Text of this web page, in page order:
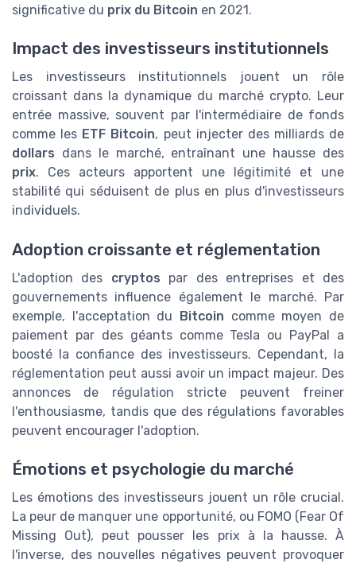
significative du prix du Bitcoin en 2021.
Impact des investisseurs institutionnels
Les investisseurs institutionnels jouent un rôle
croissant dans la dynamique du marché crypto. Leur
entrée massive, souvent par l'intermédiaire de fonds
comme les ETF Bitcoin, peut injecter des milliards de
dollars dans le marché, entraînant une hausse des
prix. Ces acteurs apportent une légitimité et une
stabilité qui séduisent de plus en plus d'investisseurs
individuels.
Adoption croissante et réglementation
L'adoption des cryptos par des entreprises et des
gouvernements influence également le marché. Par
exemple, l'acceptation du Bitcoin comme moyen de
paiement par des géants comme Tesla ou PayPal a
boosté la confiance des investisseurs. Cependant, la
réglementation peut aussi avoir un impact majeur. Des
annonces de régulation stricte peuvent freiner
l'enthousiasme, tandis que des régulations favorables
peuvent encourager l'adoption.
Émotions et psychologie du marché
Les émotions des investisseurs jouent un rôle crucial.
La peur de manquer une opportunité, ou FOMO (Fear Of
Missing Out), peut pousser les prix à la hausse. À
l'inverse, des nouvelles négatives peuvent provoquer